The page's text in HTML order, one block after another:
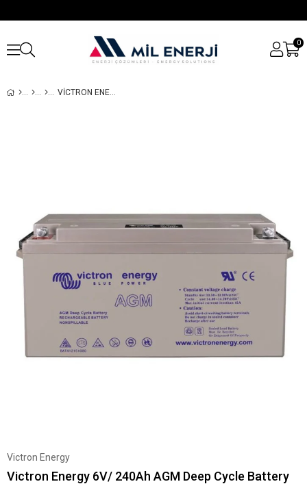
0
VICTRON ENERGY 6V/ 240AH AGM DEEP CYCLE BATTERY
Victron Energy
Victron Energy 6V/ 240Ah AGM Deep Cycle Battery